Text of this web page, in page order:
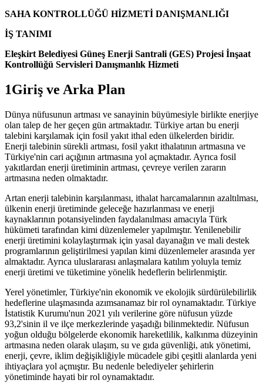
SAHA KONTROLLÜĞÜ HİZMETİ DANIŞMANLIĞI
İŞ TANIMI
Eleşkirt Belediyesi Güneş Enerji Santrali (GES) Projesi İnşaat
Kontrollüğü Servisleri Danışmanlık Hizmeti
1Giriş ve Arka Plan
Dünya nüfusunun artması ve sanayinin büyümesiyle birlikte enerjiye
olan talep de her geçen gün artmaktadır. Türkiye artan bu enerji
talebini karşılamak için fosil yakıt ithal eden ülkelerden biridir.
Enerji talebinin sürekli artması, fosil yakıt ithalatının artmasına ve
Türkiye'nin cari açığının artmasına yol açmaktadır. Ayrıca fosil
yakıtlardan enerji üretiminin artması, çevreye verilen zararın
artmasına neden olmaktadır.
Artan enerji talebinin karşılanması, ithalat harcamalarının azaltılması,
ülkenin enerji üretiminde geleceğe hazırlanması ve enerji
kaynaklarının potansiyelinden faydalanılması amacıyla Türk
hükümeti tarafından kimi düzenlemeler yapılmıştır. Yenilenebilir
enerji üretimini kolaylaştırmak için yasal dayanağın ve mali destek
programlarının geliştirilmesi yapılan kimi düzenlemeler arasında yer
almaktadır. Ayrıca uluslararası anlaşmalara katılım yoluyla temiz
enerji üretimi ve tüketimine yönelik hedeflerin belirlenmiştir.
Yerel yönetimler, Türkiye'nin ekonomik ve ekolojik sürdürülebilirlik
hedeflerine ulaşmasında azımsanamaz bir rol oynamaktadır. Türkiye
İstatistik Kurumu'nun 2021 yılı verilerine göre nüfusun yüzde
93,2'sinin il ve ilçe merkezlerinde yaşadığı bilinmektedir. Nüfusun
yoğun olduğu bölgelerde ekonomik hareketlilik, kalkınma düzeyinin
artmasına neden olarak ulaşım, su ve gıda güvenliği, atık yönetimi,
enerji, çevre, iklim değişikliğiyle mücadele gibi çeşitli alanlarda yeni
ihtiyaçlara yol açmıştır. Bu nedenle belediyeler şehirlerin
yönetiminde hayati bir rol oynamaktadır.